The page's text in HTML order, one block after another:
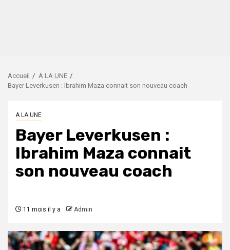
Accueil
A LA UNE
Bayer Leverkusen : Ibrahim Maza connait son nouveau coach
A LA UNE
Bayer Leverkusen :
Ibrahim Maza connait
son nouveau coach
11 mois il y a Admin